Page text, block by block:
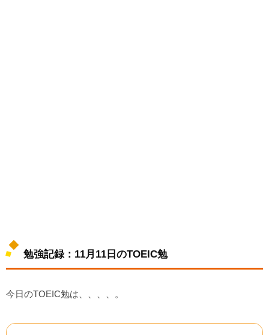
勉強記録：11月11日のTOEIC勉
今日のTOEIC勉は、、、、。